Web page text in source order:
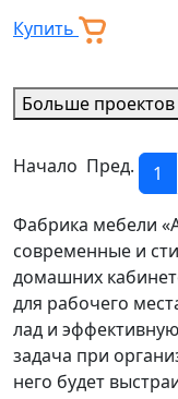
Купить
Больше проектов
Начало Пред. 1
Фабрика мебели
современные и
домашних
для рабочего
лад и
задача при
него будет